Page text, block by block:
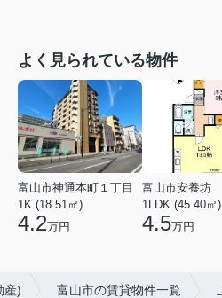
よく見られている物件
富山市神通本町１丁目
1K (18.51㎡)
4.2万円
富山市安養坊
1LDK (45.40㎡)
4.5万円
産) 富山市の賃貸物件一覧